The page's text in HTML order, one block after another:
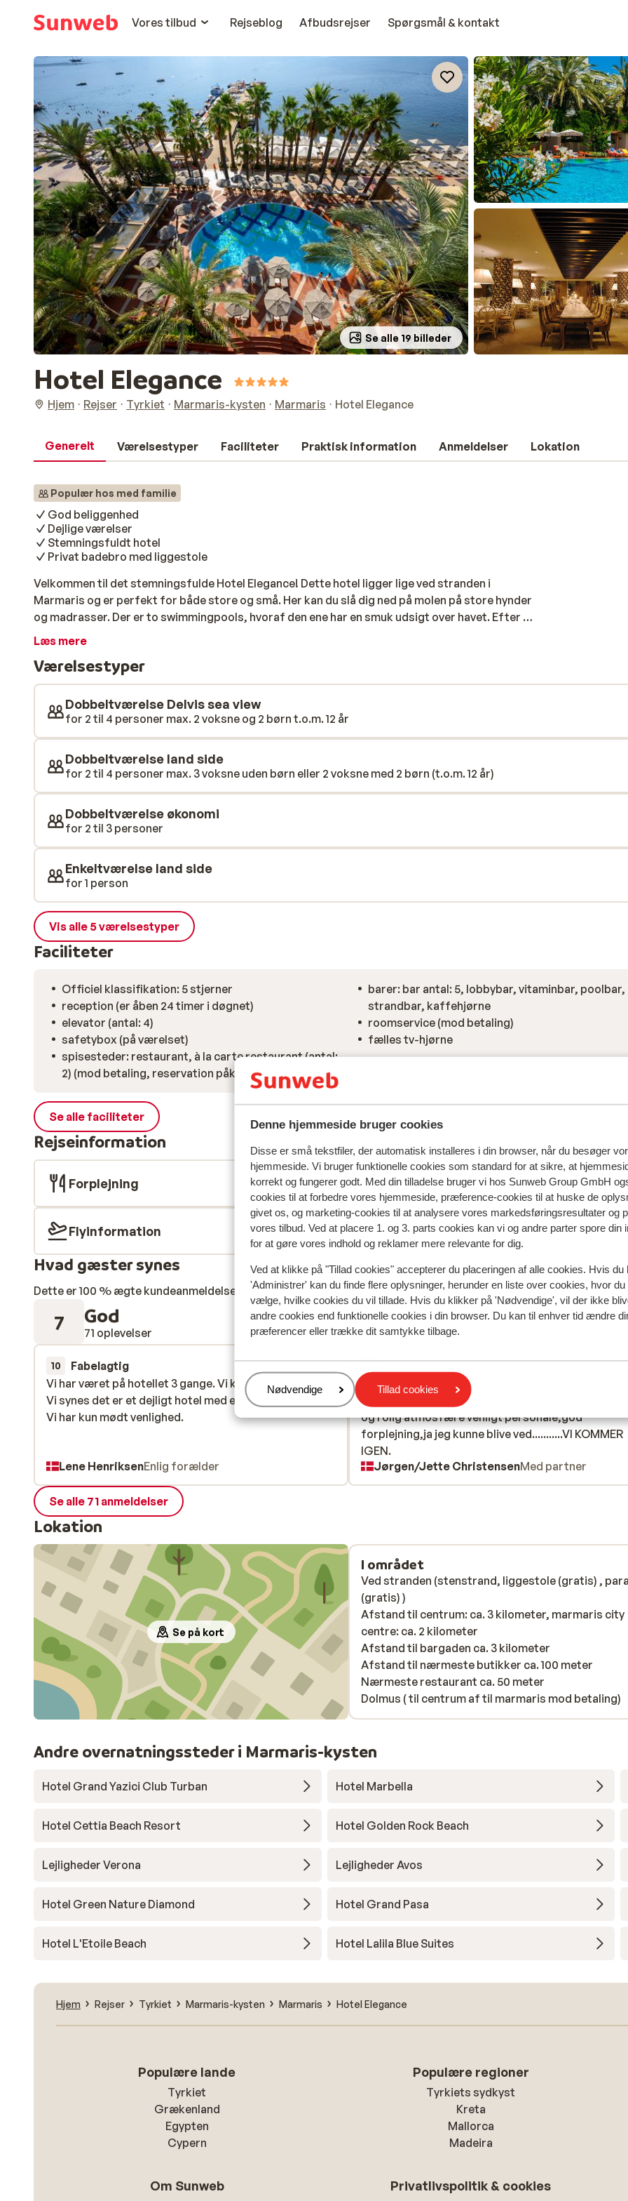
Denne hjemmeside bruger cookies
Disse er små tekstfiler, der automatisk installeres i din browser, når du besøger
hjemmeside. Vi bruger funktionelle cookies som standard for at sikre, at
korrekt og fungerer godt. Med din tilladelse bruger vi hos Sunweb Group GmbH
cookies til at forbedre vores hjemmeside, præference-cookies til at huske de
givet os, og marketing-cookies til at analysere vores markedsføringsresultater og
vores tilbud. Ved at placere 1. og 3. parts cookies kan vi og andre parter spore din
for at gøre vores indhold og reklamer mere relevante for dig.
Ved at klikke på "Tillad cookies" accepterer du placeringen af alle cookies. Hvis du
'Administrer' kan du finde flere oplysninger, herunder en liste over cookies, hvor
vælge, hvilke cookies du vil tillade. Hvis du klikker på 'Nødvendige', vil der ikke
andre cookies end funktionelle cookies i din browser. Du kan til enhver tid ændre
præferencer eller trække dit samtykke tilbage.
Administrer
Nødvendige Tillad cookies
Vores tilbud
Rejseblog Afbudsrejser Spørgsmål & kontakt
Se alle 19 billeder
Hotel Elegance
Hjem Rejser Tyrkiet Marmaris-kysten Marmaris Hotel Elegance
Generelt Værelsestyper Faciliteter Praktisk information Anmeldelser Lokation
Populær hos med familie
God beliggenhed
Dejlige værelser
Stemningsfuldt hotel
Privat badebro med liggestole
Velkommen til det stemningsfulde Hotel Elegance! Dette hotel ligger lige ved stranden i
Marmaris og er perfekt for både store og små. Her kan du slå dig ned på molen på store hynder
og madrasser. Der er to swimmingpools, hvoraf den ene har en smuk udsigt over havet. Efter en
lang solskinsdag kan du slappe af i hotellets wellnesscenter. For børn er der et
danse-, musik- og cabaretforestillinger! Kombinationen af god mad, god service og en
fantastisk beliggenhed gør dette hotel til den perfekte feriedestination.
Læs mere
Værelsestyper
Dobbeltværelse Delvis sea view
for 2 til 4 personer max. 2 voksne og 2 børn t.o.m. 12 år
Dobbeltværelse land side
for 2 til 4 personer max. 3 voksne uden børn eller 2 voksne med 2 børn (t.o.m. 12 år)
Dobbeltværelse økonomi
for 2 til 3 personer
Enkeltværelse land side
for 1 person
Vis alle 5 værelsestyper
Faciliteter
Officiel klassifikation: 5 stjerner
reception (er åben 24 timer i døgnet)
elevator (antal: 4)
safetybox (på værelset)
spisesteder: restaurant, à la carte restaurant (antal:
2) (mod betaling, reservation påkrævet), snackbar
barer: bar antal: 5, lobbybar, vitaminbar, poolbar,
strandbar, kaffehjørne
roomservice (mod betaling)
fælles tv-hjørne
Se alle faciliteter
Rejseinformation
Forplejning
Flyinformation
Hvad gæster synes
Dette er 100 % ægte kundeanmeldelser, der ærligt afspejler deres oplevelser med vores produkt. Mere om
7 God
71 oplevelser
10 Fabelagtig
13. jun. 2026
Vi har været på hotellet 3 gange. Vi kommer gerne igen.
Vi synes det er et dejligt hotel med en god beliggenhed.
Vi har kun mødt venlighed.
Vi har været på hotellet 3 gange. Vi kommer gerne igen.
Vi synes det er et dejligt hotel med en god beliggenhed.
Vi har kun mødt venlighed.
Lene HenriksenEnlig forælder
10 Fabelagtig
16. maj
Det var 3 gang vi boede på Elegance: Fordi opholdet
hver gang lever op til vore forventninger. En
og rolig atmosfære venligt personale,god
forplejning,ja jeg kunne blive ved...........VI KOMMER
IGEN.
Det var 3 gang vi boede på Elegance: Fordi opholdet
hver gang lever op til vore forventninger. En
og rolig atmosfære venligt personale,god
forplejning,ja jeg kunne blive ved...........VI KOMMER
IGEN.
Jørgen/Jette ChristensenMed partner
Se alle 71 anmeldelser
Lokation
Se på kort
I området
Ved stranden (stenstrand, liggestole (gratis) ,
(gratis) )
Afstand til centrum: ca. 3 kilometer, marmaris city
centre: ca. 2 kilometer
Afstand til bargaden ca. 3 kilometer
Afstand til nærmeste butikker ca. 100 meter
Nærmeste restaurant ca. 50 meter
Dolmus ( til centrum af til marmaris mod betaling)
Andre overnatningssteder i Marmaris-kysten
Hotel Grand Yazici Club Turban Hotel Marbella
Hotel Cettia Beach Resort Hotel Golden Rock Beach
Lejligheder Verona Lejligheder Avos
Hotel Green Nature Diamond Hotel Grand Pasa
Hotel L'Etoile Beach Hotel Lalila Blue Suites
Hjem Rejser Tyrkiet Marmaris-kysten Marmaris Hotel Elegance
Populære lande
Tyrkiet
Grækenland
Egypten
Cypern
Populære regioner
Tyrkiets sydkyst
Kreta
Mallorca
Madeira
Om Sunweb Privatlivspolitik & cookies